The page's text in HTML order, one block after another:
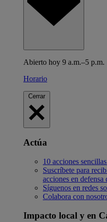
Abierto hoy 9 a.m.–5 p.m.
Horario
Cerrar
Actúa
10 acciones
Suscríbete para
acciones en defensa
Síguenos en redes
Colabora con
Impacto local y en